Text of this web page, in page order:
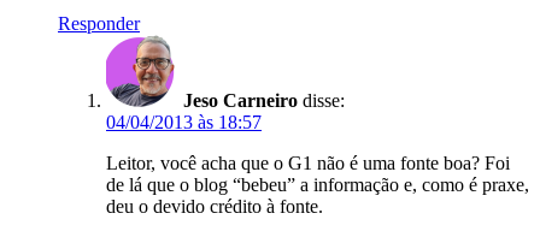
Responder
Jeso Carneiro disse:
04/04/2013 às 18:57
Leitor, você acha que o G1 não é uma fonte boa? Foi
de lá que o blog “bebeu” a informação e, como é praxe,
deu o devido crédito à fonte.